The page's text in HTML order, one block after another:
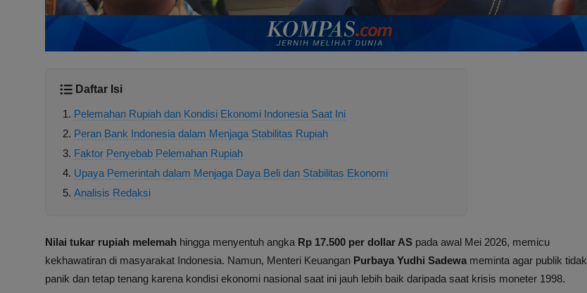
Daftar Isi
Pelemahan Rupiah dan Kondisi Ekonomi Indonesia Saat Ini
Peran Bank Indonesia dalam Menjaga Stabilitas Rupiah
Faktor Penyebab Pelemahan Rupiah
Upaya Pemerintah dalam Menjaga Daya Beli dan Stabilitas Ekonomi
Analisis Redaksi
Nilai tukar rupiah melemah hingga menyentuh angka Rp 17.500 per dollar AS pada awal Mei 2026, memicu
kekhawatiran di masyarakat Indonesia. Namun, Menteri Keuangan Purbaya Yudhi Sadewameminta agar publik tidak
panik dan tetap tenang karena kondisi ekonomi nasional saat ini jauh lebih baik daripada saat krisis moneter 1998.